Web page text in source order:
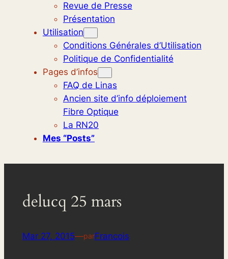
Revue de Presse
Présentation
Utilisation
Conditions Générales d’Utilisation
Politique de Confidentialité
Pages d’infos
FAQ de Linas
Ancien site d’info déploiement
Fibre Optique
La RN20
Mes “posts”
delucq 25 mars
Mar 27, 2015—parFrancois